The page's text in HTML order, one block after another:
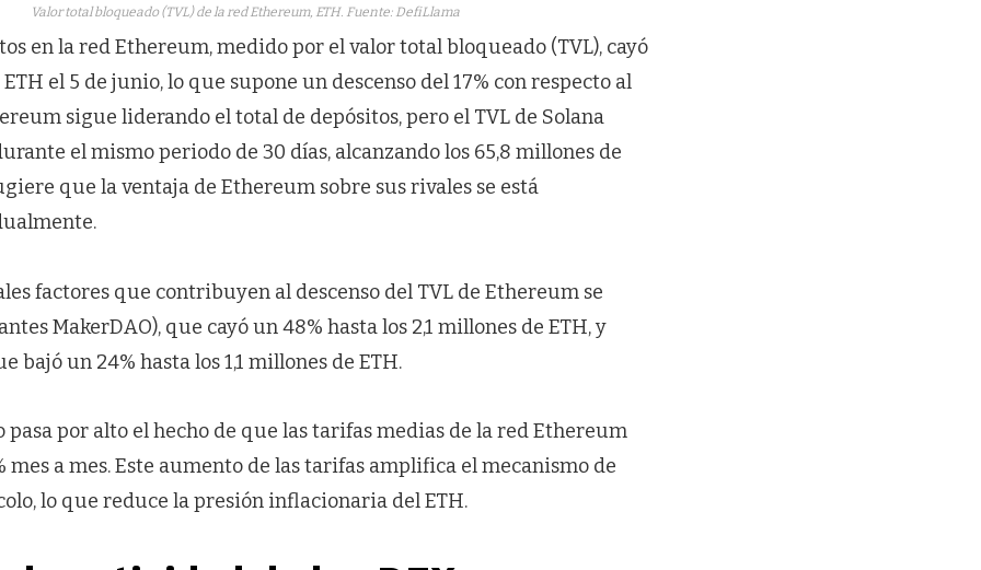
Valor total bloqueado (TVL) de la red Ethereum, ETH. Fuente: DefiLlama
en la red Ethereum, medido por el valor total bloqueado (TVL), cayó
ETH el 5 de junio, lo que supone un descenso del 17% con respecto al
sigue liderando el total de depósitos, pero el TVL de Solana
el mismo periodo de 30 días, alcanzando los 65,8 millones de
que la ventaja de Ethereum sobre sus rivales se está
factores que contribuyen al descenso del TVL de Ethereum se
MakerDAO), que cayó un 48% hasta los 2,1 millones de ETH, y
bajó un 24% hasta los 1,1 millones de ETH.
pasa por alto el hecho de que las tarifas medias de la red Ethereum
mes a mes. Este aumento de las tarifas amplifica el mecanismo de
lo que reduce la presión inflacionaria del ETH.